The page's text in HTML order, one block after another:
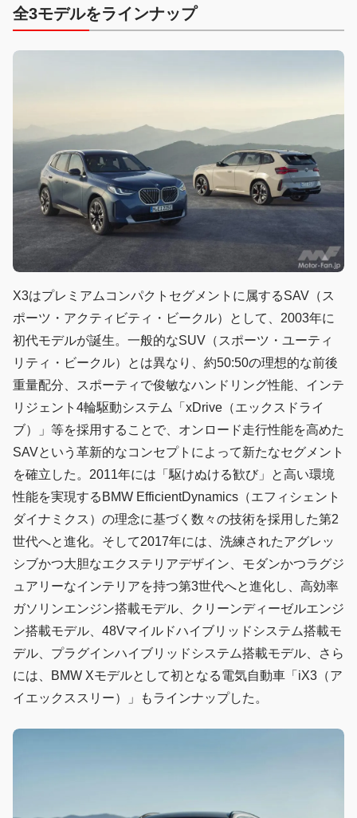
全3モデルをラインナップ
X3はプレミアムコンパクトセグメントに属するSAV（ス
ポーツ・アクティビティ・ビークル）として、2003年に
初代モデルが誕生。一般的なSUV（スポーツ・ユーティ
リティ・ビークル）とは異なり、約50:50の理想的な前後
重量配分、スポーティで俊敏なハンドリング性能、インテ
リジェント4輪駆動システム「xDrive（エックスドライ
ブ）」等を採用することで、オンロード走行性能を高めた
SAVという革新的なコンセプトによって新たなセグメント
を確立した。2011年には「駆けぬける歓び」と高い環境
性能を実現するBMW EfficientDynamics（エフィシェント
ダイナミクス）の理念に基づく数々の技術を採用した第2
世代へと進化。そして2017年には、洗練されたアグレッ
シブかつ大胆なエクステリアデザイン、モダンかつラグジ
ュアリーなインテリアを持つ第3世代へと進化し、高効率
ガソリンエンジン搭載モデル、クリーンディーゼルエンジ
ン搭載モデル、48Vマイルドハイブリッドシステム搭載モ
デル、プラグインハイブリッドシステム搭載モデル、さら
には、BMW Xモデルとして初となる電気自動車「iX3（ア
イエックススリー）」もラインナップした。